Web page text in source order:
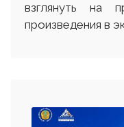
взглянуть на
произведения в